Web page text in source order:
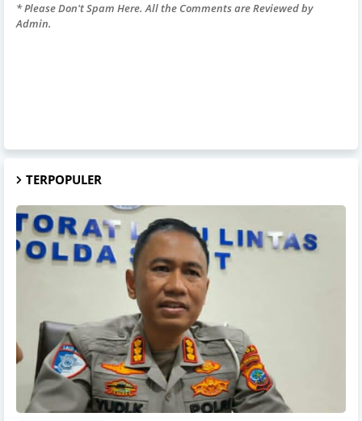
* Please Don't Spam Here. All the Comments are Reviewed by
Admin.
TERPOPULER